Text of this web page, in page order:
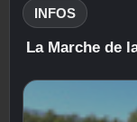
INFOS
La Marche de